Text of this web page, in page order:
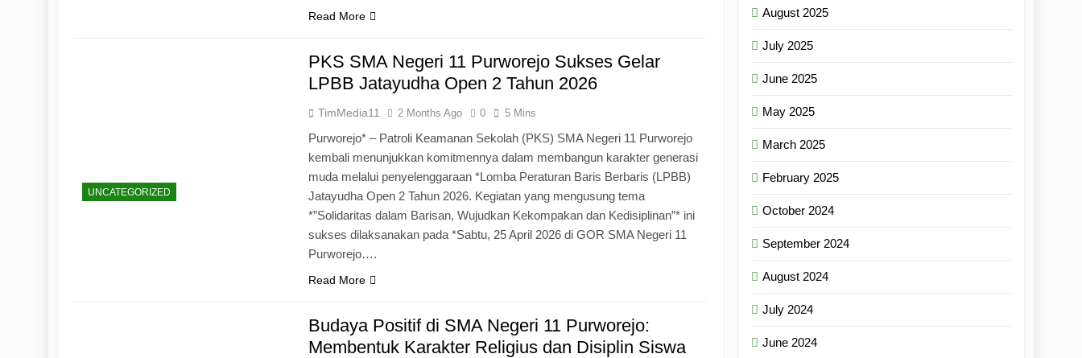
Read More
UNCATEGORIZED
PKS SMA Negeri 11 Purworejo Sukses Gelar
LPBB Jatayudha Open 2 Tahun 2026
TimMedia11 2 Months Ago 0 5 Mins
Purworejo* – Patroli Keamanan Sekolah (PKS) SMA Negeri 11 Purworejo
kembali menunjukkan komitmennya dalam membangun karakter generasi
muda melalui penyelenggaraan *Lomba Peraturan Baris Berbaris (LPBB)
Jatayudha Open 2 Tahun 2026. Kegiatan yang mengusung tema
*”Solidaritas dalam Barisan, Wujudkan Kekompakan dan Kedisiplinan”* ini
sukses dilaksanakan pada *Sabtu, 25 April 2026 di GOR SMA Negeri 11
Purworejo….
Read More
Budaya Positif di SMA Negeri 11 Purworejo:
Membentuk Karakter Religius dan Disiplin Siswa
August 2025
July 2025
June 2025
May 2025
March 2025
February 2025
October 2024
September 2024
August 2024
July 2024
June 2024